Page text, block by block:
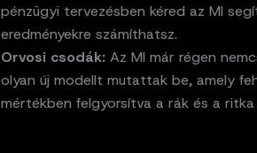
pénzügyi tervezésben kéred az MI
eredményekre számíthatsz.
Orvosi csodák: Az MI már régen
olyan új modellt mutattak be, amely
mértékben felgyorsítva a rák és a